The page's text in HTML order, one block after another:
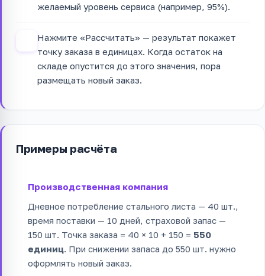
желаемый уровень сервиса (например, 95%).
Нажмите «Рассчитать» — результат покажет
точку заказа в единицах. Когда остаток на
складе опустится до этого значения, пора
размещать новый заказ.
Примеры расчёта
Производственная компания
Дневное потребление стального листа — 40 шт.,
время поставки — 10 дней, страховой запас —
150 шт. Точка заказа = 40 × 10 + 150 = 550
единиц. При снижении запаса до 550 шт. нужно
оформлять новый заказ.